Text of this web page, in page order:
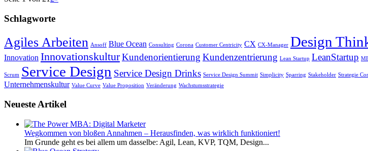
Schlagworte
Agiles Arbeiten Ansoff Blue Ocean Consulting Corona Customer Centricity CX CX-Manager Design
Innovation InnovationskulturKundenorientierung Kundenzentrierung Lean Startup LeanStartup
Scrum Service Design Service Design Drinks Service Design Summit Simplicity Sparring Stakeholder Strategie
Unternehmenskultur Value Curve Value Proposition Veränderung Wachstumsstrategie
Neueste Artikel
Wegkommen von bloßen Annahmen – Herausfinden, was wirklich funktioniert!
Im Grunde geht es bei allem um dasselbe: Agil, Lean, KVP, TQM, Design...